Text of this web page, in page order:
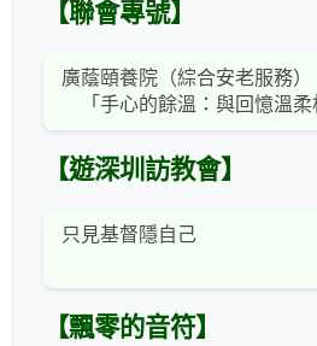
【聯會專號】
廣蔭頤養院（綜合安老服務）
「手心的餘溫：與回憶溫柔
【遊深圳訪教會】
只見基督隱自己
【飄零的音符】